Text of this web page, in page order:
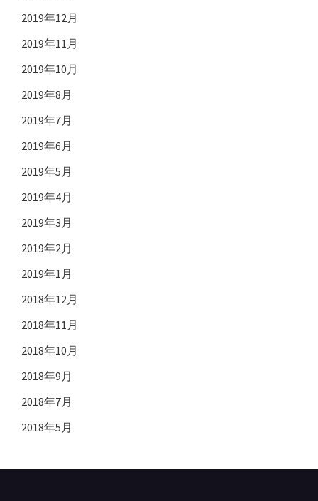
2019年12月
2019年11月
2019年10月
2019年8月
2019年7月
2019年6月
2019年5月
2019年4月
2019年3月
2019年2月
2019年1月
2018年12月
2018年11月
2018年10月
2018年9月
2018年7月
2018年5月